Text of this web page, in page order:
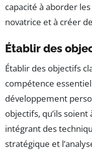
capacité à aborder
novatrice et à créer
Établir des
Établir des objectifs
compétence
développement
objectifs, qu’ils
intégrant des
stratégique et